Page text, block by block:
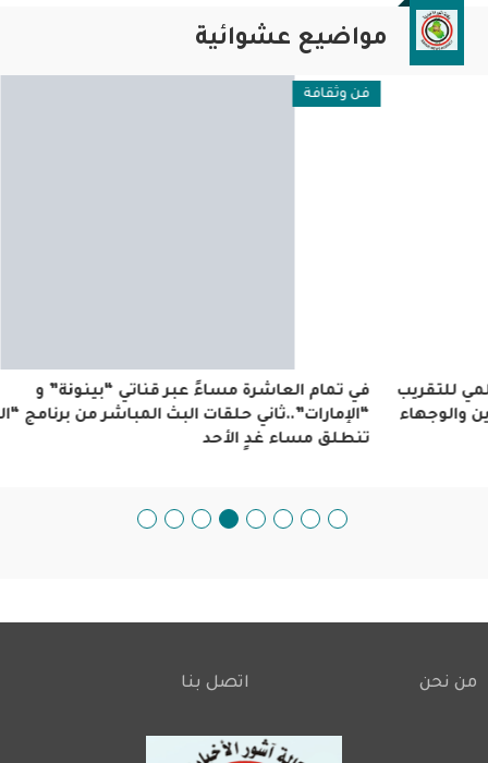
مواضيع عشوائية
في تمام العاشرة مساءً عبر قناتي “بينونة” و “الإمارات”..ثاني
حلقات البث المباشر من برنامج “المنكوس” تنطلق مساء غدٍ
Footer
من نحن اتصل بنا